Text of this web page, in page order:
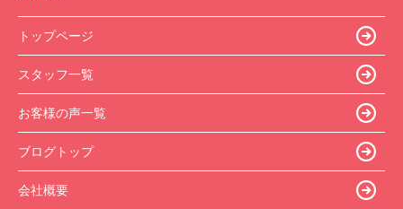
トップページ
スタッフ一覧
お客様の声一覧
ブログトップ
会社概要